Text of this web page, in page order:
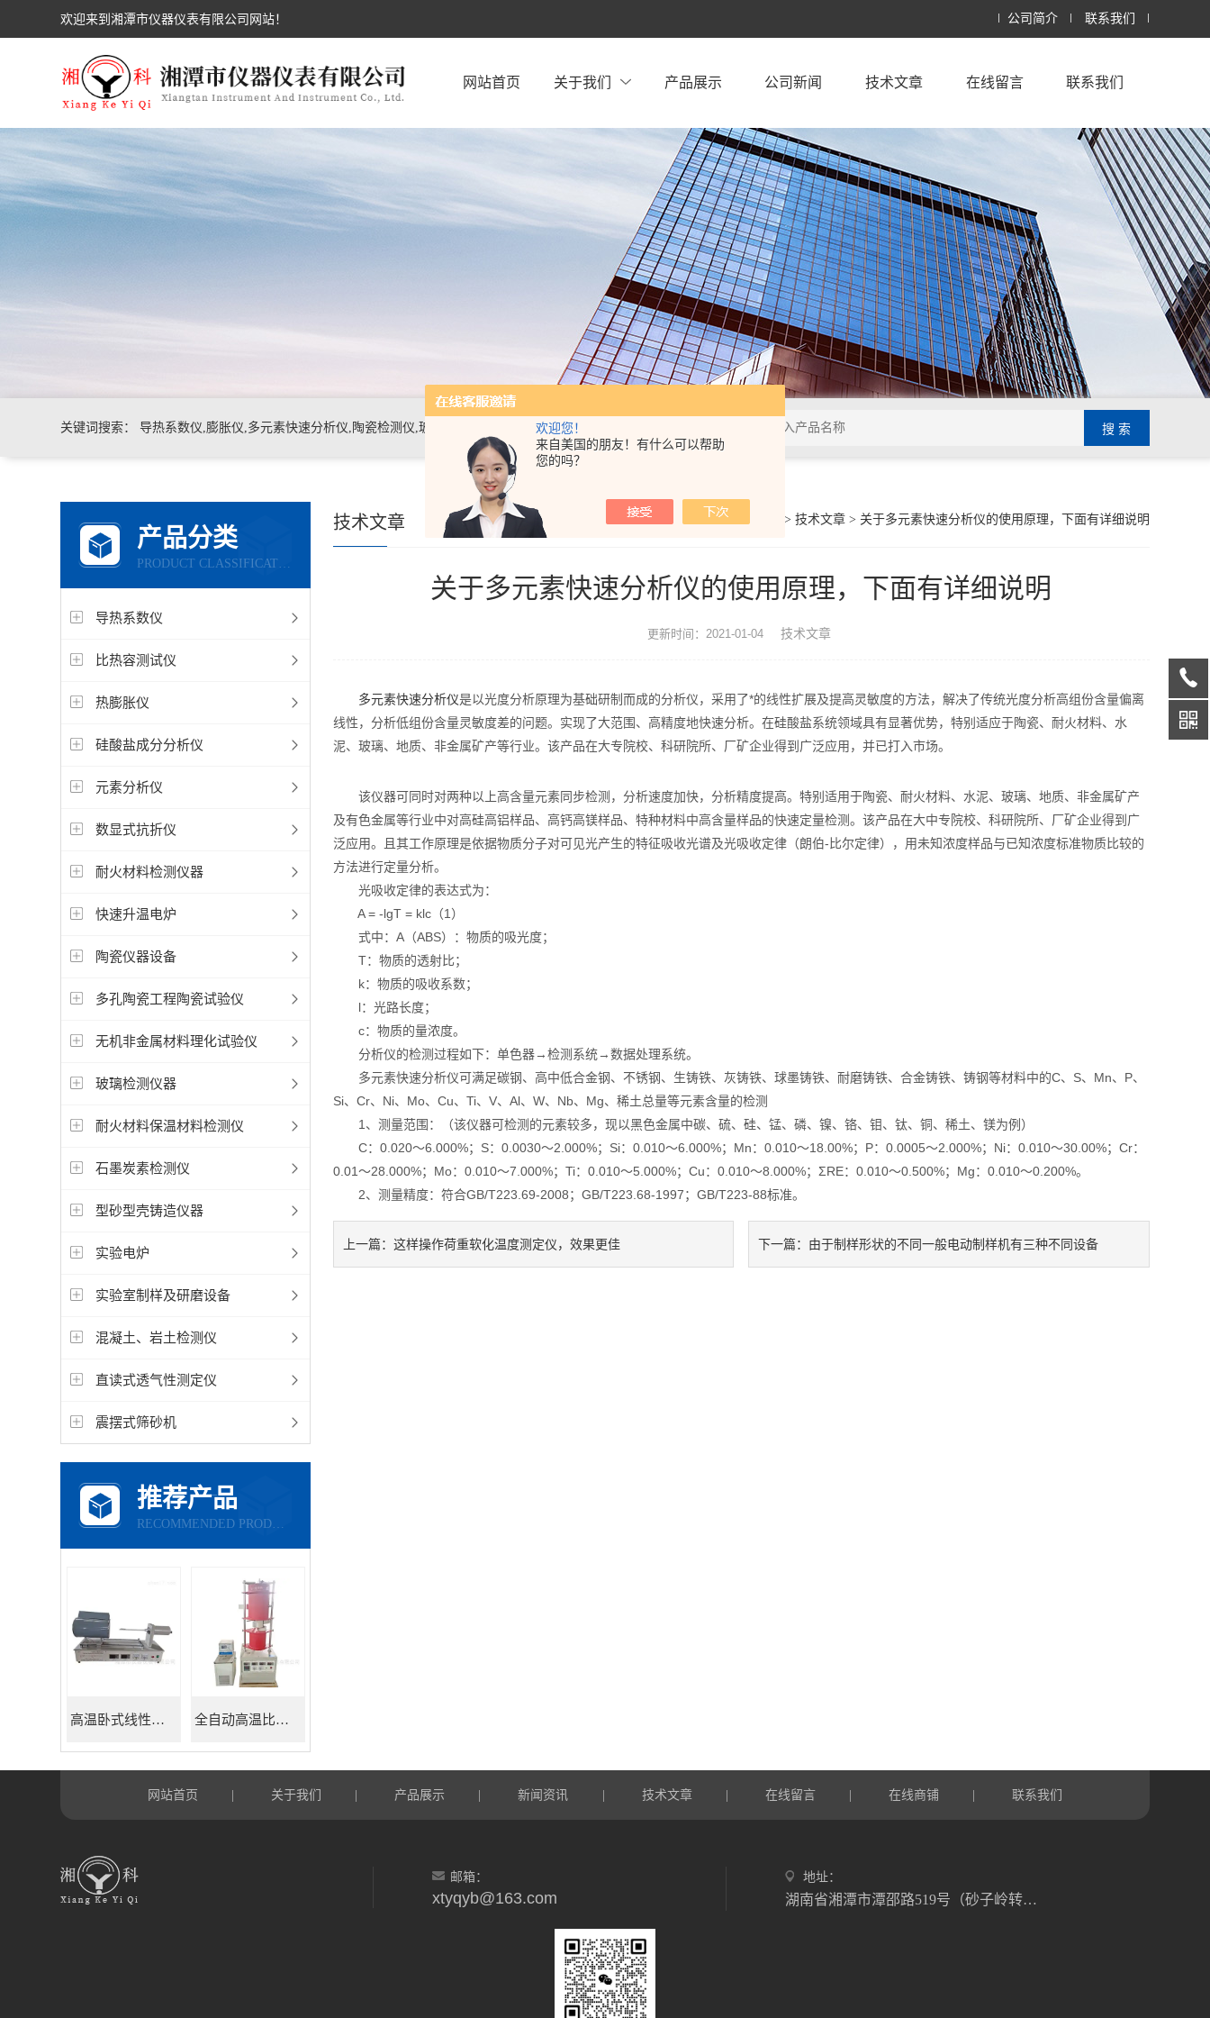
欢迎您！
来自美国的朋友！有什么可以帮助
您的吗？
欢迎来到湘潭市仪器仪表有限公司网站！ 公司简介 联系我们
网站首页 关于我们 产品展示 公司新闻 技术文章 在线留言 联系我们
关键词搜索： 导热系数仪,膨胀仪,多元素快速分析仪,陶瓷检测仪,玻璃耐火材料检测仪，石墨炭素材料检测仪，高温物性仪，研磨机，制样机，实验电炉等
产品分类
PRODUCT CLASSIFICATION
导热系数仪
比热容测试仪
热膨胀仪
硅酸盐成分分析仪
元素分析仪
数显式抗折仪
耐火材料检测仪器
快速升温电炉
陶瓷仪器设备
多孔陶瓷工程陶瓷试验仪
无机非金属材料理化试验仪
玻璃检测仪器
耐火材料保温材料检测仪
石墨炭素检测仪
型砂型壳铸造仪器
实验电炉
实验室制样及研磨设备
混凝土、岩土检测仪
直读式透气性测定仪
震摆式筛砂机
推荐产品
RECOMMENDED PRODUCTS
高温卧式线性热膨胀系数测定仪 全自动高温比热容测试仪
你的位置： > 技术文章> 关于多元素快速分析仪的使用原理，下面有详细说明
技术文章
关于多元素快速分析仪的使用原理，下面有详细说明
更新时间：2021-01-04 技术文章
多元素快速分析仪是以光度分析原理为基础研制而成的分析仪，采用了*的线性扩展及提高灵敏度的方法，解决了传统光度分析高组份含量偏离
线性，分析低组份含量灵敏度差的问题。实现了大范围、高精度地快速分析。在硅酸盐系统领域具有显著优势，特别适应于陶瓷、耐火材料、水
泥、玻璃、地质、非金属矿产等行业。该产品在大专院校、科研院所、厂矿企业得到广泛应用，并已打入市场。
该仪器可同时对两种以上高含量元素同步检测，分析速度加快，分析精度提高。特别适用于陶瓷、耐火材料、水泥、玻璃、地质、非金属矿产
及有色金属等行业中对高硅高铝样品、高钙高镁样品、特种材料中高含量样品的快速定量检测。该产品在大中专院校、科研院所、厂矿企业得到广
泛应用。且其工作原理是依据物质分子对可见光产生的特征吸收光谱及光吸收定律（朗伯-比尔定律），用未知浓度样品与已知浓度标准物质比较的
方法进行定量分析。
光吸收定律的表达式为：
A = -lgT = klc（1）
式中：A（ABS）：物质的吸光度；
T：物质的透射比；
k：物质的吸收系数；
l：光路长度；
c：物质的量浓度。
分析仪的检测过程如下：单色器→检测系统→数据处理系统。
多元素快速分析仪可满足碳钢、高中低合金钢、不锈钢、生铸铁、灰铸铁、球墨铸铁、耐磨铸铁、合金铸铁、铸钢等材料中的C、S、Mn、P、
Si、Cr、Ni、Mo、Cu、Ti、V、Al、W、Nb、Mg、稀土总量等元素含量的检测
1、测量范围：（该仪器可检测的元素较多，现以黑色金属中碳、硫、硅、锰、磷、镍、铬、钼、钛、铜、稀土、镁为例）
C：0.020～6.000%；S：0.0030～2.000%；Si：0.010～6.000%；Mn：0.010～18.00%；P：0.0005～2.000%；Ni：0.010～30.00%；Cr：
0.01～28.000%；Mo：0.010～7.000%；Ti：0.010～5.000%；Cu：0.010～8.000%；ΣRE：0.010～0.500%；Mg：0.010～0.200%。
2、测量精度：符合GB/T223.69-2008；GB/T223.68-1997；GB/T223-88标准。
上一篇： 这样操作荷重软化温度测定仪，效果更佳 下一篇： 由于制样形状的不同一般电动制样机有三种不同设备
网站首页 关于我们 产品展示 新闻资讯 技术文章 在线留言 在线商铺 联系我们
邮箱：
xtyqyb@163.com
地址：
湖南省湘潭市潭邵路519号（砂子岭转盘往湘乡方向1.2公里）